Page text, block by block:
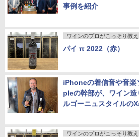
事例を紹介
ワインのプロがこっそり教
パイ π 2022（赤）
iPhoneの着信音や音楽
pleの幹部が、ワイン
ルゴーニュスタイルの
ワインのプロがこっそり教